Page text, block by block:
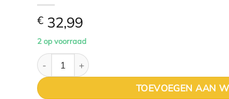
€ 32,99
2 op voorraad
LEIFHEIT TELESCOOPSTEEL 130-400cm aantal
TOEVOEGEN AAN